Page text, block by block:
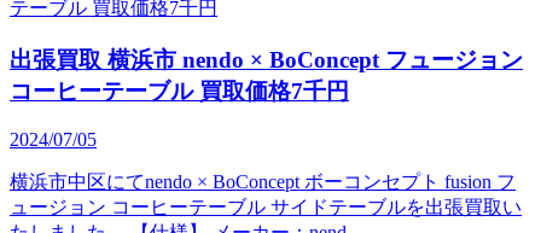
出張買取 横浜市 nendo × BoConcept フュージョン
コーヒーテーブル 買取価格7千円
2024/07/05
横浜市中区にてnendo × BoConcept ボーコンセプト fusion フ
ュージョン コーヒーテーブル サイドテーブルを出張買取い